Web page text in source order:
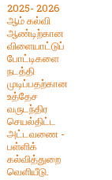
2025- 2026
ஆம் கல்வி
ஆண்டிற்கான
விளையாட்டுப்
போட்டிகளை
நடத்தி
முடிப்பதற்கான
உத்தேச
வருடந்திர
செயல்திட்ட
அட்டவணை -
பள்ளிக்
கல்வித்துறை
வெளியீடு.